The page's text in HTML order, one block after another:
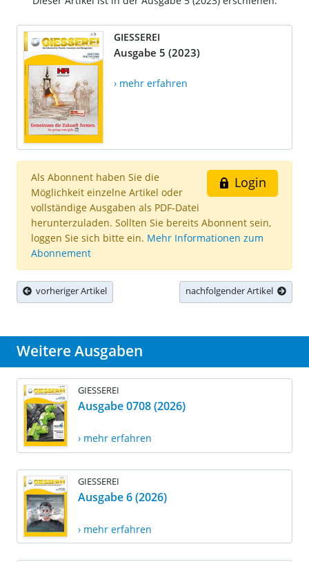
GIESSEREI
Ausgabe 5 (2023)
› mehr erfahren
Login
Als Abonnent haben Sie die
Möglichkeit einzelne Artikel oder
vollständige Ausgaben als PDF-Datei
herunterzuladen. Sollten Sie bereits Abonnent sein,
loggen Sie sich bitte ein. Mehr Informationen zum
Abonnement
vorheriger Artikel nachfolgender Artikel
Weitere Ausgaben
GIESSEREI
Ausgabe 0708 (2026)
› mehr erfahren
GIESSEREI
Ausgabe 6 (2026)
› mehr erfahren